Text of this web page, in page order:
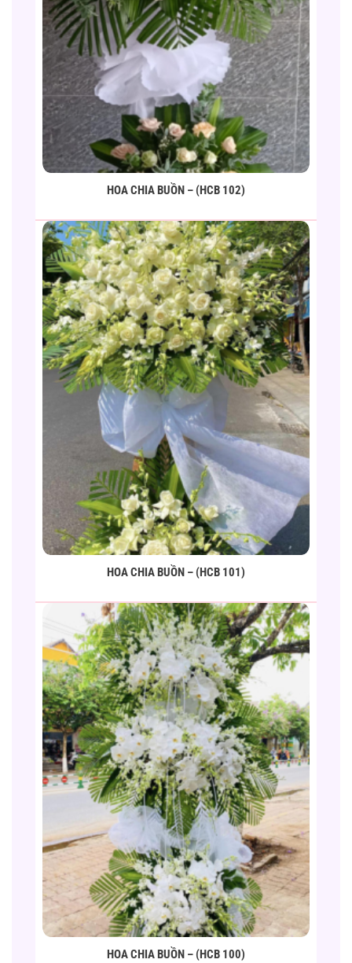
HOA CHIA BUỒN – (HCB 102)
HOA CHIA BUỒN – (HCB 101)
HOA CHIA BUỒN – (HCB 100)